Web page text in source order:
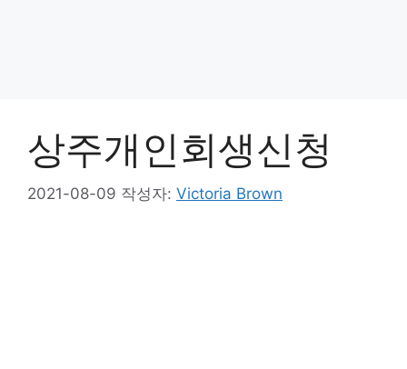
상주개인회생신청
2021-08-09 작성자: Victoria Brown